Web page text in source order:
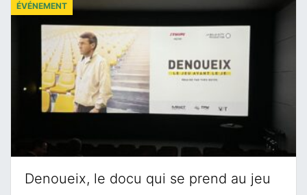
Denoueix, le docu qui se prend au jeu
ÉVÉNEMENT